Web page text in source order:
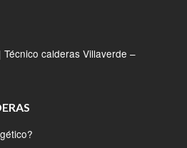
| Técnico calderas Villaverde –